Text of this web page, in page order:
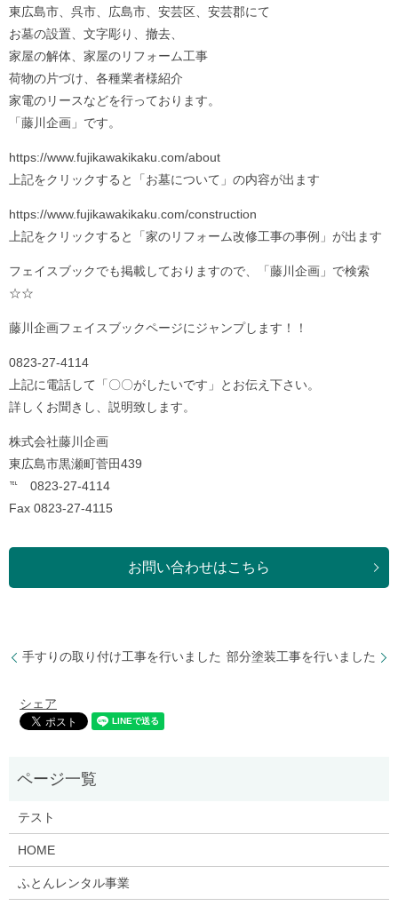
東広島市、呉市、広島市、安芸区、安芸郡にて
お墓の設置、文字彫り、撤去、
家屋の解体、家屋のリフォーム工事
荷物の片づけ、各種業者様紹介
家電のリースなどを行っております。
「藤川企画」です。
https://www.fujikawakikaku.com/about
上記をクリックすると「お墓について」の内容が出ます
https://www.fujikawakikaku.com/construction
上記をクリックすると「家のリフォーム改修工事の事例」が出ます
フェイスブックでも掲載しておりますので、「藤川企画」で検索
☆☆
藤川企画フェイスブックページにジャンプします！！
0823-27-4114
上記に電話して「〇〇がしたいです」とお伝え下さい。
詳しくお聞きし、説明致します。
株式会社藤川企画
東広島市黒瀬町菅田439
℡ 0823-27-4114
Fax 0823-27-4115
お問い合わせはこちら
手すりの取り付け工事を行いました 部分塗装工事を行いました
シェア
テスト
HOME
ふとんレンタル事業